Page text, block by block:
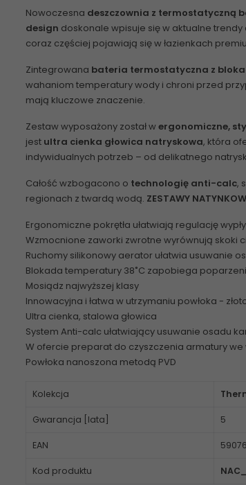
Nowoczesna deszczownia z termostatyczną
design doskonale wpisuje się w aktualne trendy
coraz częściej pojawiają się w łazienkach
Zintegrowana bateria termostatyczna z
wahaniom temperatury wody i chroni przed
mają kluczowe znaczenie.
Zestaw wyposażony został wergonomiczne,
jest ultra cienka głowica natryskowa, która
indywidualnych potrzeb – od delikatnego
Całość wzbogacono o technologię anti-calc,
regionach z twardą wodą. ZESTAWY
Ergonomiczne pokrętła ułatwiają regulację
Wzmocnione zaworki zwrotne wyrównują skoki
Ruchomy silikonowy aerator ułatwia usuwanie
Blokada temperatury 38˚C zapobiega
Mosiądz najwyższej klasy
Innowacyjna i łatwa w utrzymaniu powłoka -
Ultra cienka, stalowa głowica
System Anti-calc ułatwiający usuwanie osadu
W ofercie preparat do czyszczenia armatury we
Powłoka nanoszona metodą PVD
Kolekcja
Gwarancja [lata] 5
EAN
Kod produktu